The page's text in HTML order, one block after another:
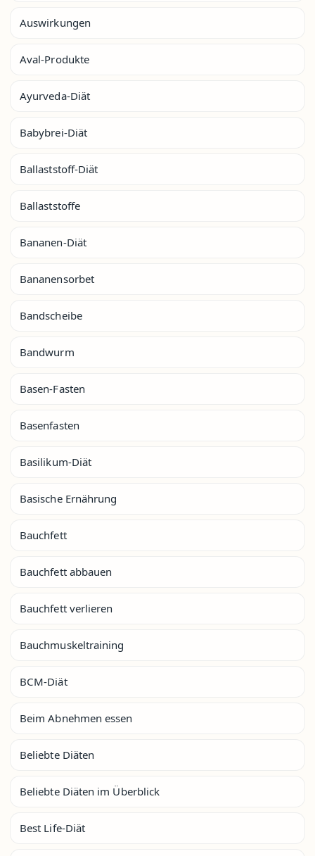
Auswirkungen
Aval-Produkte
Ayurveda-Diät
Babybrei-Diät
Ballaststoff-Diät
Ballaststoffe
Bananen-Diät
Bananensorbet
Bandscheibe
Bandwurm
Basen-Fasten
Basenfasten
Basilikum-Diät
Basische Ernährung
Bauchfett
Bauchfett abbauen
Bauchfett verlieren
Bauchmuskeltraining
BCM-Diät
Beim Abnehmen essen
Beliebte Diäten
Beliebte Diäten im Überblick
Best Life-Diät